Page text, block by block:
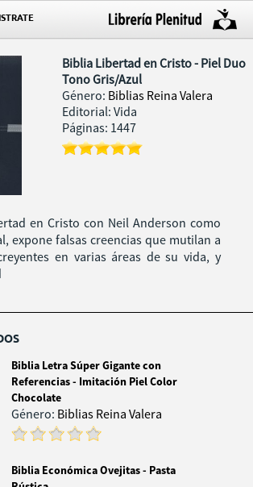
Biblia Libertad en Cristo - Piel Duo
Tono Gris/Azul
Género: Biblias Reina Valera
Editorial: Vida
Páginas: 1447
en Cristo con Neil Anderson como
expone falsas creencias que mutilan a
en varias áreas de su vida, y
Biblia Letra Súper Gigante con
Referencias - Imitación Piel Color
Chocolate
Género: Biblias Reina Valera
Biblia Económica Ovejitas - Pasta